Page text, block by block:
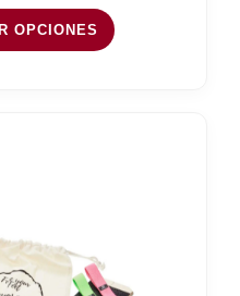
hasta
19,26 €
OPCIONES